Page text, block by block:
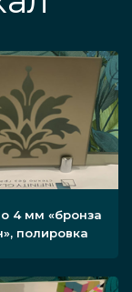
4 мм «бронза
полировка